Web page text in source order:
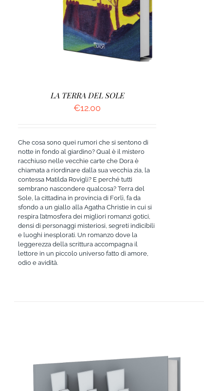
LA TERRA DEL SOLE
€12.00
Che cosa sono quei rumori che si sentono di
notte in fondo al giardino? Qual è il mistero
racchiuso nelle vecchie carte che Dora è
chiamata a riordinare dalla sua vecchia zia, la
contessa Matilda Rovigli? E perché tutti
sembrano nascondere qualcosa? Terra del
Sole, la cittadina in provincia di Forlì, fa da
sfondo a un giallo alla Agatha Christie in cui si
respira l’atmosfera dei migliori romanzi gotici,
densi di personaggi misteriosi, segreti indicibili
e luoghi inesplorati. Un romanzo dove la
leggerezza della scrittura accompagna il
lettore in un piccolo universo fatto di amore,
odio e avidità.